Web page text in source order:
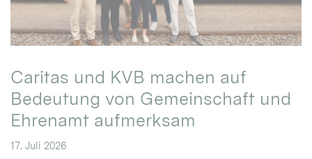
Caritas und KVB machen auf
Bedeutung von Gemeinschaft und
Ehrenamt aufmerksam
17. Juli 2026